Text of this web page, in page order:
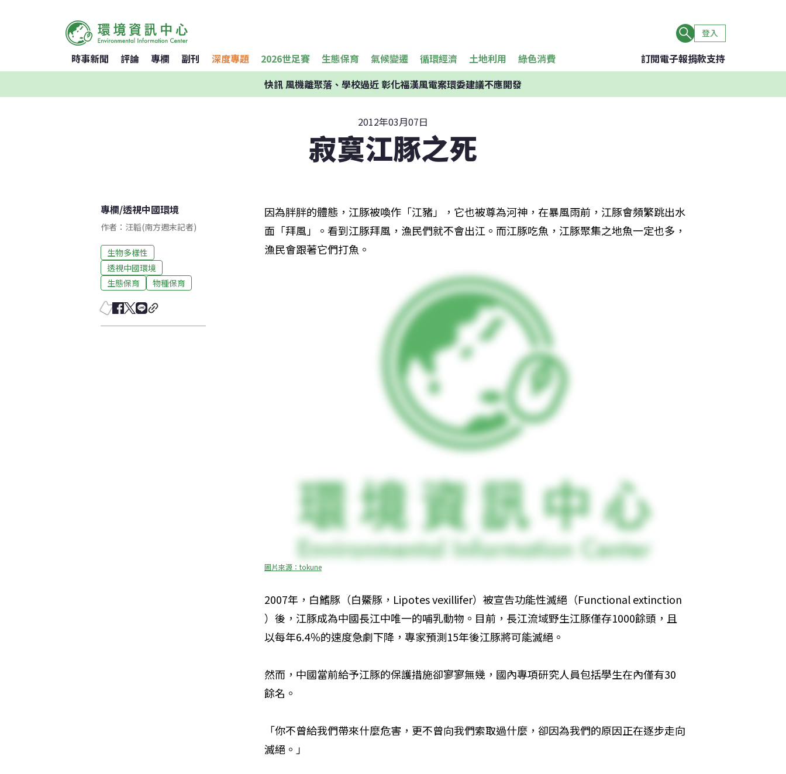
登入
時事新聞 評論 專欄 副刊 深度專題 2026世足賽 生態保育 氣候變遷 循環經濟 土地利用 綠色消費 訂閱電子報捐款支持
快訊風機離聚落、學校過近 彰化福漢風電案環委建議不應開發
2012年03月07日
寂寞江豚之死
專欄/透視中國環境
作者：汪韜(南方週末記者)
生物多樣性
透視中國環境
生態保育
物種保育
因為胖胖的體態，江豚被喚作「江豬」，它也被尊為河神，在暴風雨前，江豚會頻繁跳出水
面「拜風」。看到江豚拜風，漁民們就不會出江。而江豚吃魚，江豚聚集之地魚一定也多，
漁民會跟著它們打魚。
圖片來源：tokune
2007年，白鰭豚（白鱀豚，Lipotes vexillifer）被宣告功能性滅絕（Functional extinction
）後，江豚成為中國長江中唯一的哺乳動物。目前，長江流域野生江豚僅存1000餘頭，且
以每年6.4％的速度急劇下降，專家預測15年後江豚將可能滅絕。
然而，中國當前給予江豚的保護措施卻寥寥無幾，國內專項研究人員包括學生在內僅有30
餘名。
「你不曾給我們帶來什麼危害，更不曾向我們索取過什麼，卻因為我們的原因正在逐步走向
滅絕。」